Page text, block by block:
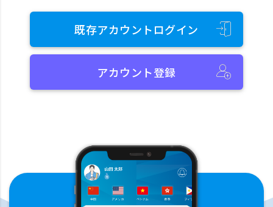
既存アカウントログイン
アカウント登録